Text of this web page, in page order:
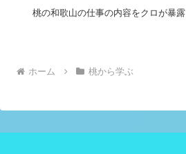
桃の和歌山の仕事の内容をクロが暴露
ホーム 桃から学ぶ